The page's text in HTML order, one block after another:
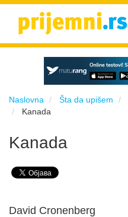
Naslovna Šta da upišem
Kanada
Kanada
David Cronenberg